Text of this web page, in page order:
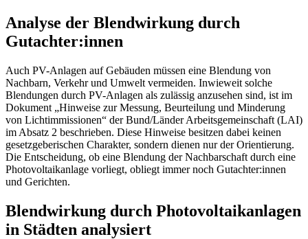
Analyse der Blendwirkung durch
Gutachter:innen
Auch PV-Anlagen auf Gebäuden müssen eine Blendung von
Nachbarn, Verkehr und Umwelt vermeiden. Inwieweit solche
Blendungen durch PV-Anlagen als zulässig anzusehen sind, ist im
Dokument „Hinweise zur Messung, Beurteilung und Minderung
von Lichtimmissionen“ der Bund/Länder Arbeitsgemeinschaft (LAI)
im Absatz 2 beschrieben. Diese Hinweise besitzen dabei keinen
gesetzgeberischen Charakter, sondern dienen nur der Orientierung.
Die Entscheidung, ob eine Blendung der Nachbarschaft durch eine
Photovoltaikanlage vorliegt, obliegt immer noch Gutachter:innen
und Gerichten.
Blendwirkung durch Photovoltaikanlagen
in Städten analysiert